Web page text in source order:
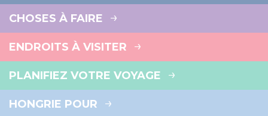
CHOSES À FAIRE
ENDROITS À VISITER
PLANIFIEZ VOTRE VOYAGE
HONGRIE POUR